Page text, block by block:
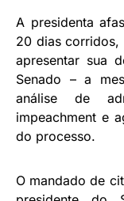
A presidenta
20 dias corridos,
apresentar sua
Senado – a
análise de
impeachment e
do processo.
O mandado de